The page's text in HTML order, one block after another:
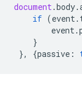
document.body.
if (event.
event.
}
},
{passive :